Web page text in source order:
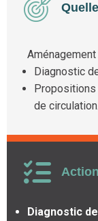
Diagnostic
Propositions
de circulation.
Diagnostic